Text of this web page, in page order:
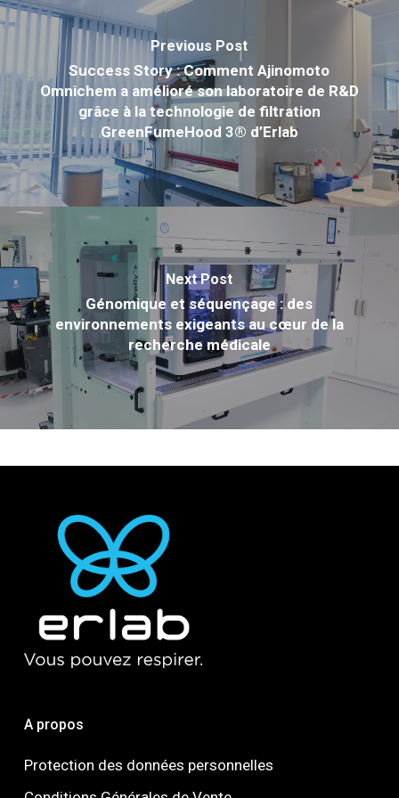
Previous Post
Success Story : Comment Ajinomoto
Omnichem a amélioré son laboratoire de R&D
grâce à la technologie de filtration
GreenFumeHood 3® d’Erlab
Next Post
Génomique et séquençage : des
environnements exigeants au cœur de la
recherche médicale
A propos
Protection des données personnelles